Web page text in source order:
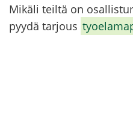
Mi­kä­li teil­tä on
pyydä tar­jous